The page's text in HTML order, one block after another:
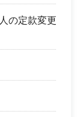
の定款変更